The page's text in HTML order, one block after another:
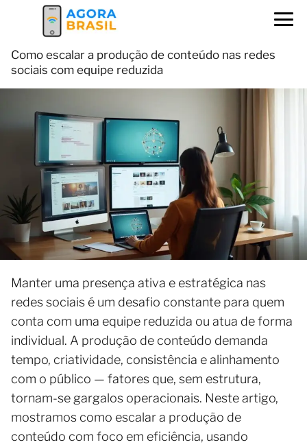
Como escalar a produção de conteúdo nas redes
sociais com equipe reduzida
Manter uma presença ativa e estratégica nas
redes sociais é um desafio constante para quem
conta com uma equipe reduzida ou atua de forma
individual. A produção de conteúdo demanda
tempo, criatividade, consistência e alinhamento
com o público — fatores que, sem estrutura,
tornam-se gargalos operacionais. Neste artigo,
mostramos como escalar a produção de
conteúdo com foco em eficiência, usando